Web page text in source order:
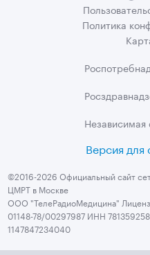
Политика
Независимая
Версия
©2016-2026 Официальный сайт
ЦМРТ в Москве
ООО "ТелеРадиоМедицина"
01148-78/00297987 ИНН
1147847234040